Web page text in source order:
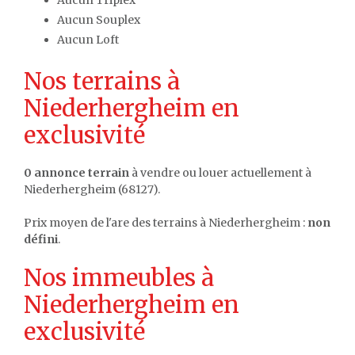
Aucun Souplex
Aucun Loft
Nos terrains à
Niederhergheim en
exclusivité
0 annonce terrain à vendre ou louer actuellement à
Niederhergheim (68127).
Prix moyen de l'are des terrains à Niederhergheim : non
défini.
Nos immeubles à
Niederhergheim en
exclusivité